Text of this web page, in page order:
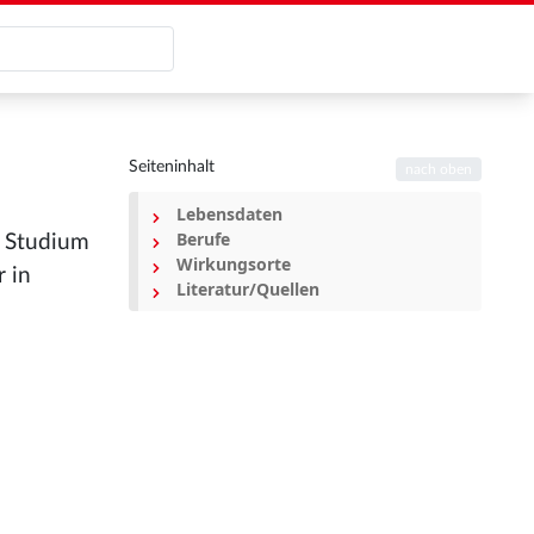
Studium
in
Seiteninhalt
Lebensdaten
Berufe
Wirkungsorte
Literatur/Quellen